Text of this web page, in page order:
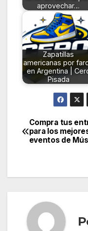
aprovechar…
Zapatillas
americanas por
en Argentina |
Pisada
de
Compra tus
para los
eventos de